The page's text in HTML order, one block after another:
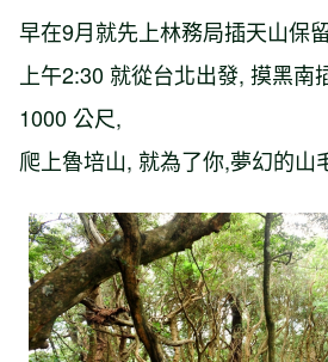
早在9月就先上林務局插天山保
上午2:30 就從台北出發, 摸黑南
1000 公尺,
爬上魯培山, 就為了你,夢幻的山